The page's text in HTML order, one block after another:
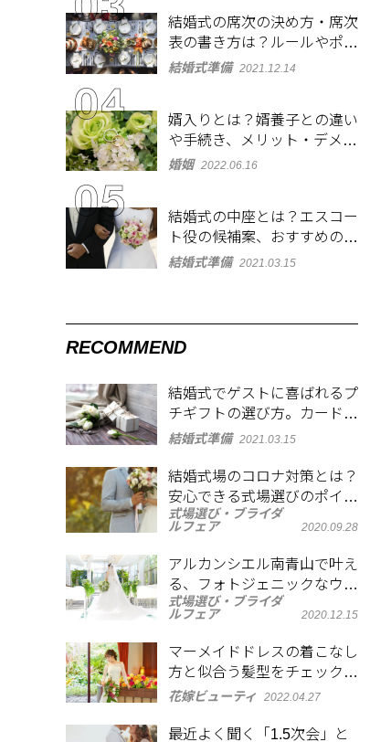
結婚式の席次の決め方・席次
表の書き方は？ルールやポイ
ントをチェック
結婚式準備 2021.12.14
婿入りとは？婿養子との違い
や手続き、メリット・デメリ
ットを紹介
婚姻 2022.06.16
結婚式の中座とは？エスコー
ト役の候補案、おすすめの演
出やBGMも紹介
結婚式準備 2021.03.15
RECOMMEND
結婚式でゲストに喜ばれるプ
チギフトの選び方。カードも
添えて感謝を表現
結婚式準備 2021.03.15
結婚式場のコロナ対策とは？
安心できる式場選びのポイン
トや当日の注意点も紹介
式場選び・ブライダ
ルフェア
2020.09.28
アルカンシエル南青山で叶え
る、フォトジェニックなウエ
ディング
式場選び・ブライダ
ルフェア
2020.12.15
マーメイドドレスの着こなし
方と似合う髪型をチェック！
大人の魅力を演出
花嫁ビューティ 2022.04.27
最近よく聞く「1.5次会」と